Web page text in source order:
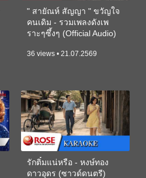
" สายัณห์ สัญญา " ขวัญใจ
คนเดิม - รวมเพลงดังเพ
ราะๆซึ้งๆ (Official Audio)
36 views • 21.07.2569
รักติ๋มแน่หรือ - หงษ์ทอง
ดาวอุดร (ซาวด์ดนตรี)